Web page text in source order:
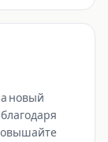
новый